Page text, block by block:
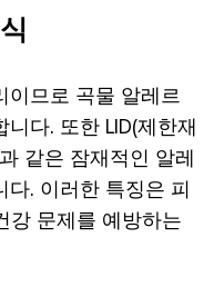
이므로 곡물 알레르
다. 또한 LID(제한재
같은 잠재적인 알레
. 이러한 특징은 피
강 문제를 예방하는